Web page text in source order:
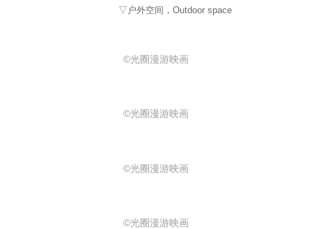
▽户外空间，Outdoor space
©光圈漫游映画
©光圈漫游映画
©光圈漫游映画
©光圈漫游映画